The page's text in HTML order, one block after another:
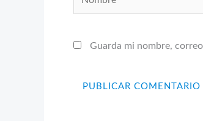
Guarda mi nombre,